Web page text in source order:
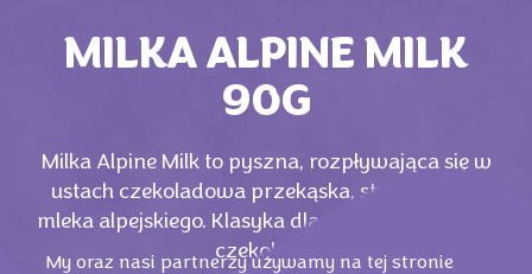
MILKA ALPINE MILK
90G
Milka Alpine Milk to pyszna, rozpływająca się w
ustach czekoladowa przekąska, stworzona z
mleka alpejskiego. Klasyka dla wszystkich fanów
czekolady.
My oraz nasi partnerzy używamy na tej stronie